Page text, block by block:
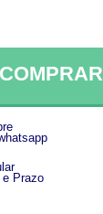
COMPRAR
e Prazo